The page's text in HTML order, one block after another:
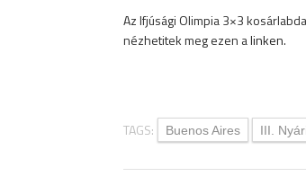
Az Ifjúsági Olimpia 3×3
nézhetitek meg ezen alinken.
TAGS: Buenos Aires III.